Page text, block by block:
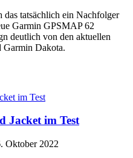
tatsächlich ein Nachfolger
Garmin GPSMAP 62
deutlich von den aktuellen
Garmin Dakota.
Jacket im Test
Oktober 2022